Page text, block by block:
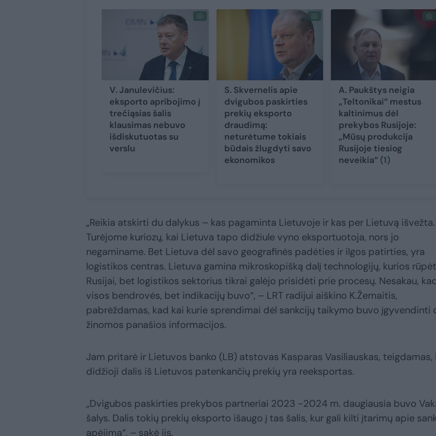
V. Janulevičius:
eksporto apribojimo į
trečiąsias šalis
klausimas nebuvo
išdiskutuotas su
verslu
S. Skvernelis apie
dvigubos paskirties
prekių eksporto
draudimą:
neturėtume tokiais
būdais žlugdyti savo
ekonomikos
A. Paukštys neigia
„Teltonikai“ mestus
kaltinimus dėl
prekybos Rusijoje:
„Mūsų produkcija
Rusijoje tiesiog
neveikia“ (1)
„Reikia atskirti du dalykus – kas pagaminta Lietuvoje ir kas per Lietuvą išvežta.
Turėjome kuriozų, kai Lietuva tapo didžiule vyno eksportuotoja, nors jo
negaminame. Bet Lietuva dėl savo geografinės padėties ir ilgos patirties, yra
logistikos centras. Lietuva gamina mikroskopišką dalį technologijų, kurios
Rusijai, bet logistikos sektorius tikrai galėjo prisidėti prie procesų. Nesakau,
visos bendrovės, bet indikacijų buvo“, – LRT radijui aiškino K.Žemaitis,
pabrėždamas, kad kai kurie sprendimai dėl sankcijų taikymo buvo įgyvendinti
žinomos panašios informacijos.
Jam pritarė ir Lietuvos banko (LB) atstovas Kasparas Vasiliauskas, teigdamas,
didžioji dalis iš Lietuvos patenkančių prekių yra reeksportas.
„Dvigubos paskirties prekybos partneriai 2023 -2024 m. daugiausia buvo
šalys. Dalis tokių prekių eksporto išaugo į tas šalis, kur gali kilti įtarimų apie
apėjimą“, – sakė jis.